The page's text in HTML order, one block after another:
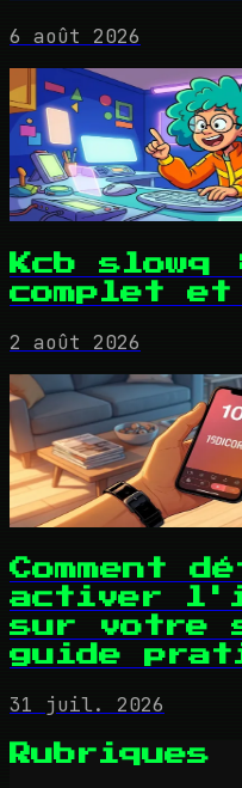
6 août 2026
Kcb slowq
complet
2 août 2026
Comment
activer
sur votre
guide
31 juil. 2026
Rubriques